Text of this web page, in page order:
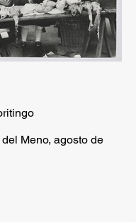
Meno, agosto de